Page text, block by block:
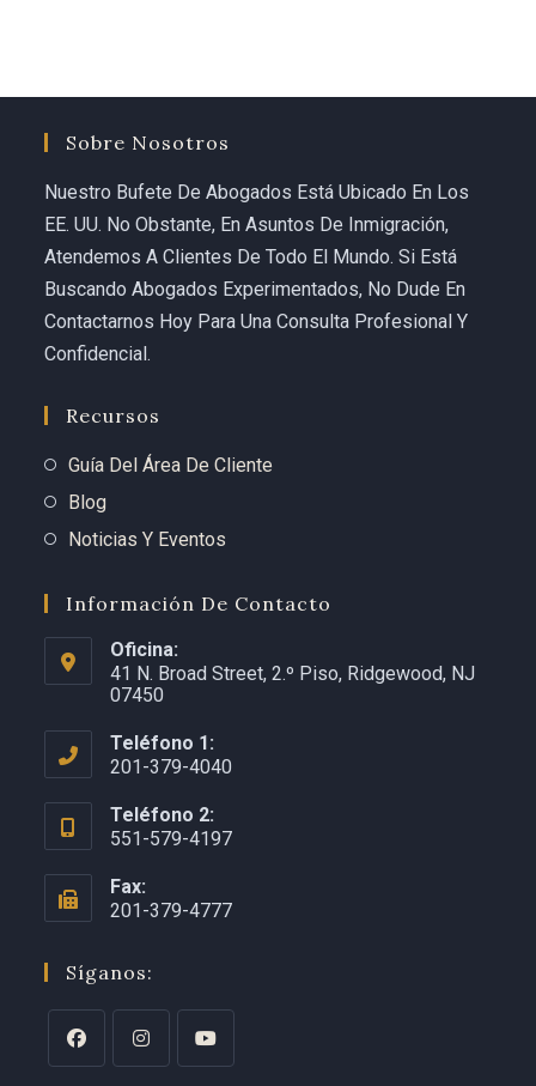
emergency, do not waste a single minute. Call
Carolina Curbelo. She is the best there is.
God bless her and everyone at Curbelo Law. ⭐⭐⭐⭐⭐
Sobre Nosotros
Nuestro Bufete De Abogados Está Ubicado En Los
EE. UU. No Obstante, En Asuntos De Inmigración,
Atendemos A Clientes De Todo El Mundo. Si Está
Buscando Abogados Experimentados, No Dude En
Contactarnos Hoy Para Una Consulta Profesional Y
Confidencial.
Recursos
Guía Del Área De Cliente
Blog
Noticias Y Eventos
Información De Contacto
Oficina:
41 N. Broad Street, 2.º Piso, Ridgewood, NJ
07450
Teléfono 1:
201-379-4040
Teléfono 2:
551-579-4197
Fax:
201-379-4777
Síganos: